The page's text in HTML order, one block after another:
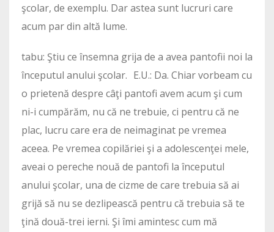
şcolar, de exemplu. Dar astea sunt lucruri care
acum par din altă lume.
tabu: Ştiu ce însemna grija de a avea pantofii noi la
începutul anului şcolar. E.U.: Da. Chiar vorbeam cu
o prietenă despre câţi pantofi avem acum şi cum
ni-i cumpărăm, nu că ne trebuie, ci pentru că ne
plac, lucru care era de neimaginat pe vremea
aceea. Pe vremea copilăriei şi a adolescenţei mele,
aveai o pereche nouă de pantofi la începutul
anului şcolar, una de cizme de care trebuia să ai
grijă să nu se dezlipească pentru că trebuia să te
ţină două-trei ierni. Şi îmi amintesc cum mă